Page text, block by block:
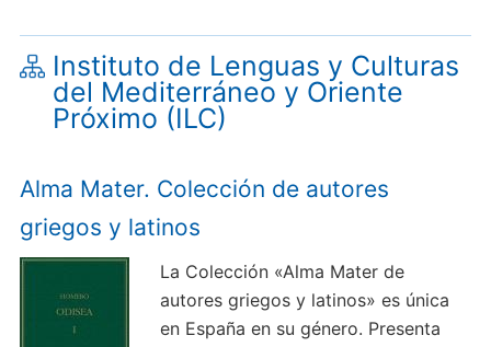
Instituto de Lenguas y Culturas
del Mediterráneo y Oriente
Próximo (ILC)
Alma Mater. Colección de autores
griegos y latinos
La Colección «Alma Mater de
autores griegos y latinos» es única
en España en su género. Presenta